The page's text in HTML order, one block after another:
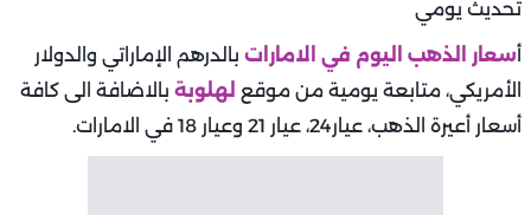
أسعار الذهب اليوم في الامارات بالدرهم الإماراتي والدولار
الأمريكي، متابعة يومية من موقع لهلوبة بالاضافة الى كافة
أسعار أعيرة الذهب، عيار24، عيار 21 وعيار 18 في الامارات.